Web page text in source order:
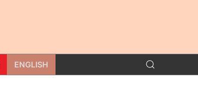
ENGLISH